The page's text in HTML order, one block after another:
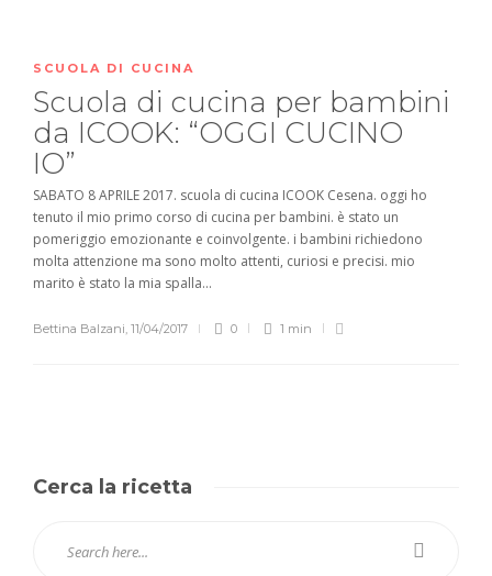
SCUOLA DI CUCINA
Scuola di cucina per bambini
da ICOOK: “OGGI CUCINO
IO”
SABATO 8 APRILE 2017. scuola di cucina ICOOK Cesena. oggi ho
tenuto il mio primo corso di cucina per bambini. è stato un
pomeriggio emozionante e coinvolgente. i bambini richiedono
molta attenzione ma sono molto attenti, curiosi e precisi. mio
marito è stato la mia spalla...
Bettina Balzani, 11/04/2017 0 1 min
Cerca la ricetta